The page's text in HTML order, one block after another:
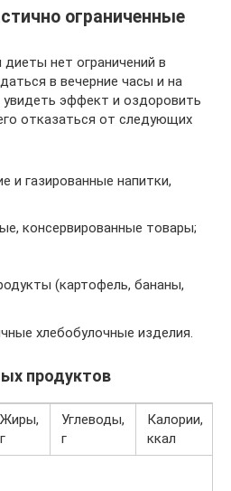
ограниченные
нет ограничений в
в вечерние часы и на
эффект и оздоровить
отказаться от следующих
и газированные напитки,
консервированные товары;
(картофель, бананы,
хлебобулочные изделия.
продуктов
Жиры,
г
Углеводы,
г
Калории,
ккал